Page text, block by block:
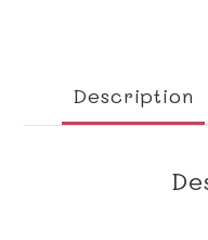
Description